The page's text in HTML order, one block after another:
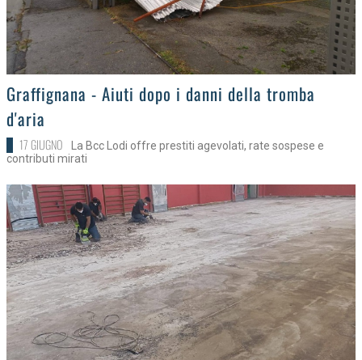
>
Graffignana - Aiuti dopo i danni della tromba
d'aria
17 GIUGNO
La Bcc Lodi offre prestiti agevolati, rate sospese e
contributi mirati